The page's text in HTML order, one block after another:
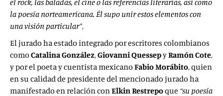
el rock, las baladas, el cine o las referencias literarias, así como
la poesía norteamericana. Él supo unir estos elementos con
una visión particular”,
El jurado ha estado integrado por escritores colombianos
como Catalina González,Giovanni QuessepyRamón Cote,
y por el poeta y cuentista mexicano Fabio Morábito, quien
en su calidad de presidente del mencionado jurado ha
manifestado en relación conElkin Restrepoque “su poesía